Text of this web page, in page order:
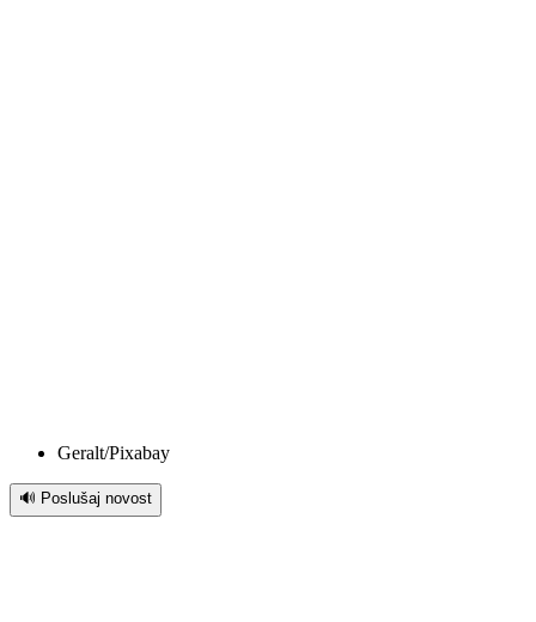
Geralt/Pixabay
🔊 Poslušaj novost